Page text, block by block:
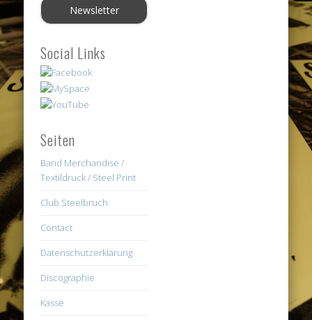
Social Links
Seiten
Band Merchandise /
Textildruck / Steel Print
Club Steelbruch
Contact
Datenschutzerklärung
Discographie
Kasse